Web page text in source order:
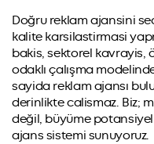
Doğru reklam ajansini
kalite karsilastirmasi
bakis, sektorel kavrayis,
odaklı çalışma
sayida reklam ajansı
derinlikte calismaz. Biz;
değil, büyüme
ajans sistemi sunuyoruz.